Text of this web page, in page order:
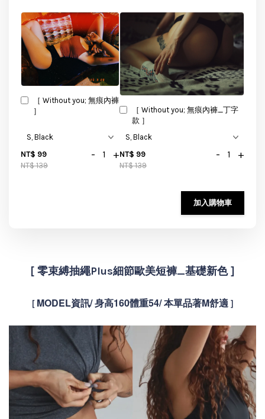
［ Without you; 無痕內褲
］
NT$ 99
NT$ 139
- +
［ Without you; 無痕內褲_丁字
款 ］
NT$ 99
NT$ 139
- +
加入購物車
[ 零束縛抽繩Plus細節歐美短褲_基礎新色 ]
[MODEL資訊/ 身高160體重54/本單品著M舒適 ]